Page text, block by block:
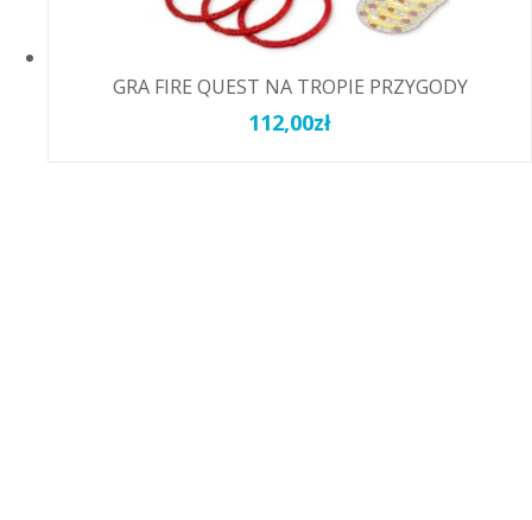
GRA FIRE QUEST NA TROPIE PRZYGODY
112,00zł